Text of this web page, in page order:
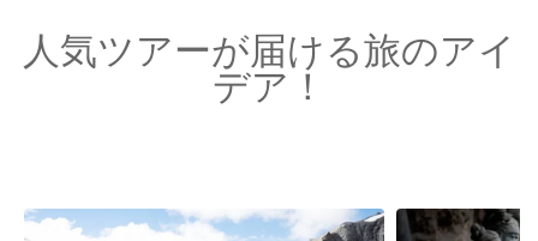
人気ツアーが届ける旅のアイ
デア！